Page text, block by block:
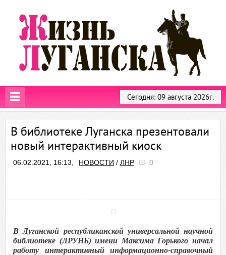
Сегодня: 09 августа 2026г.
В библиотеке Луганска презентовали
новый интерактивный киоск
06.02.2021, 16:13, НОВОСТИ / ЛНР 0
В Луганской республиканской универсальной научной
библиотеке (ЛРУНБ) имени Максима Горького начал
работу интерактивный информационно-справочный